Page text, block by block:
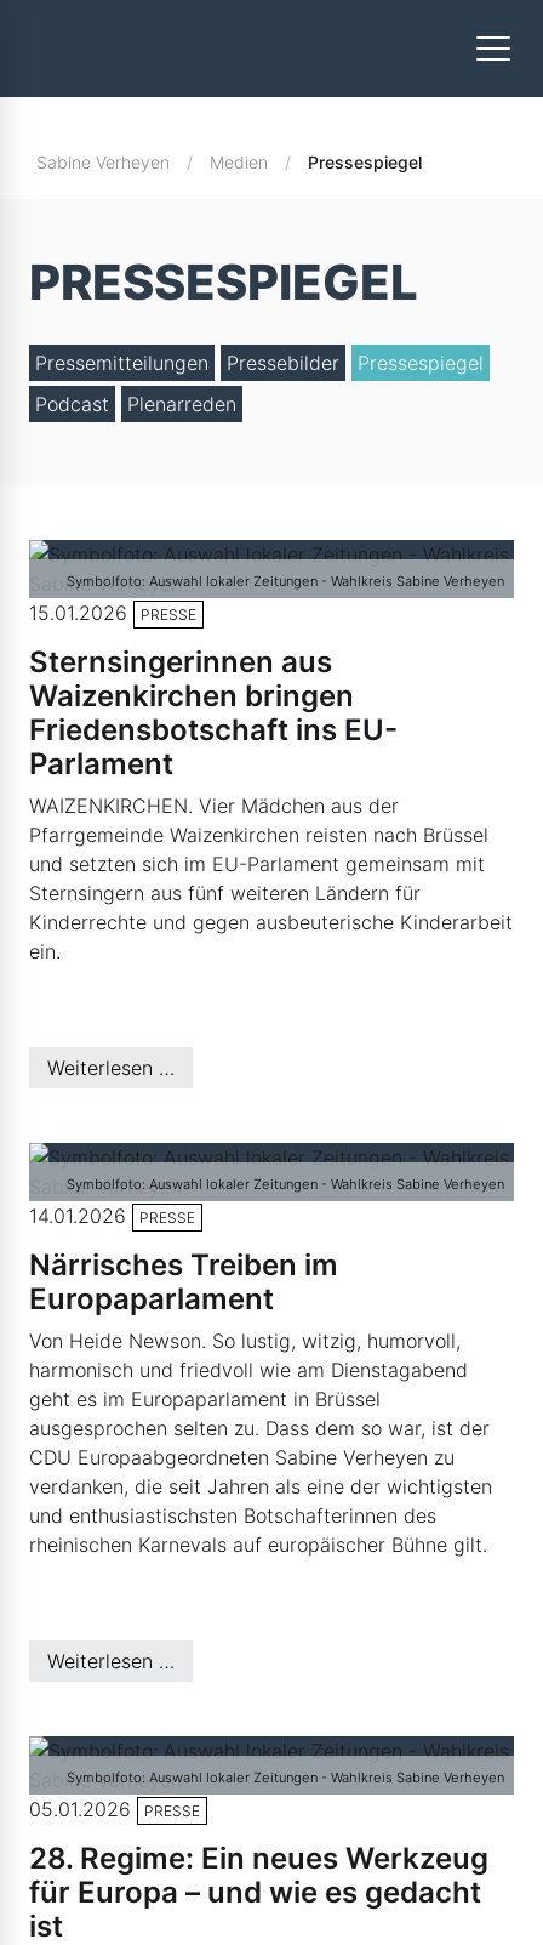
Sabine Verheyen Medien Pressespiegel
PRESSESPIEGEL
Pressemitteilungen Pressebilder
Pressespiegel
Podcast
Plenarreden
Symbolfoto: Auswahl lokaler Zeitungen - Wahlkreis Sabine Verheyen
15.01.2026 PRESSE
Sternsingerinnen aus
Waizenkirchen bringen
Friedensbotschaft ins EU-
Parlament
WAIZENKIRCHEN. Vier Mädchen aus der
Pfarrgemeinde Waizenkirchen reisten nach Brüssel
und setzten sich im EU-Parlament gemeinsam mit
Sternsingern aus fünf weiteren Ländern für
Kinderrechte und gegen ausbeuterische Kinderarbeit
ein.
Weiterlesen …
Symbolfoto: Auswahl lokaler Zeitungen - Wahlkreis Sabine Verheyen
14.01.2026 PRESSE
Närrisches Treiben im
Europaparlament
Von Heide Newson. So lustig, witzig, humorvoll,
harmonisch und friedvoll wie am Dienstagabend
geht es im Europaparlament in Brüssel
ausgesprochen selten zu. Dass dem so war, ist der
CDU Europaabgeordneten Sabine Verheyen zu
verdanken, die seit Jahren als eine der wichtigsten
und enthusiastischsten Botschafterinnen des
rheinischen Karnevals auf europäischer Bühne gilt.
Weiterlesen …
Symbolfoto: Auswahl lokaler Zeitungen - Wahlkreis Sabine Verheyen
05.01.2026 PRESSE
28. Regime: Ein neues Werkzeug
für Europa – und wie es gedacht
ist